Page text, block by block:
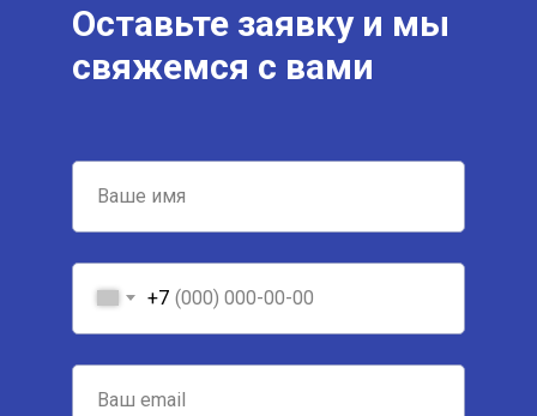
Оставьте заявку и мы
свяжемся с вами
+7